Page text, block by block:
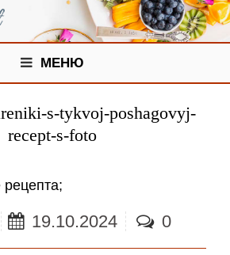
МЕНЮ
s-tykvoj-poshagovyj-
recept-s-foto
;
19.10.2024 0